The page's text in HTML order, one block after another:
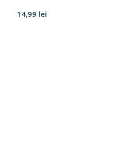
14,99 lei